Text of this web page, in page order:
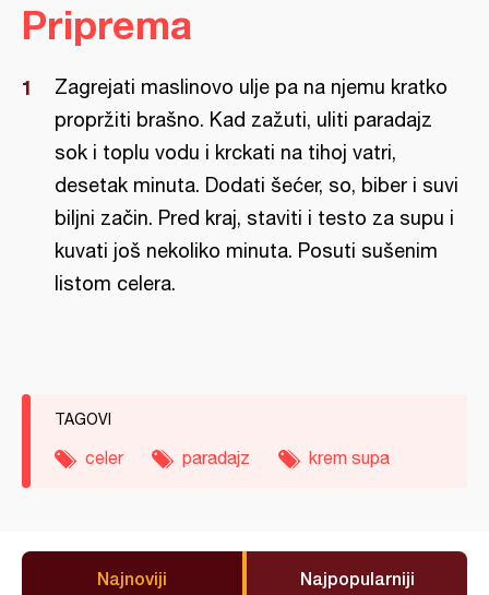
Priprema
Zagrejati maslinovo ulje pa na njemu kratko
propržiti brašno. Kad zažuti, uliti paradajz
sok i toplu vodu i krckati na tihoj vatri,
desetak minuta. Dodati šećer, so, biber i suvi
biljni začin. Pred kraj, staviti i testo za supu i
kuvati još nekoliko minuta. Posuti sušenim
listom celera.
TAGOVI
celer paradajz krem supa
Najnoviji Najpopularniji